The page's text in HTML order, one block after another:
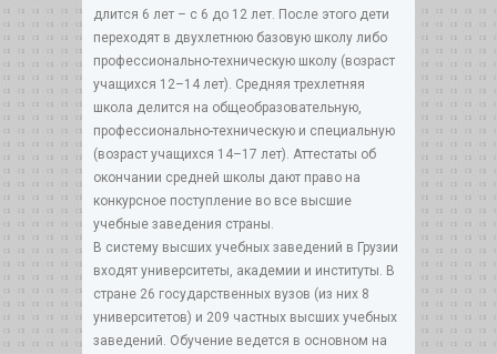
длится 6 лет – с 6 до 12 лет. После этого дети
переходят в двухлетнюю базовую школу либо
профессионально-техническую школу (возраст
учащихся 12–14 лет). Средняя трехлетняя
школа делится на общеобразовательную,
профессионально-техническую и специальную
(возраст учащихся 14–17 лет). Аттестаты об
окончании средней школы дают право на
конкурсное поступление во все высшие
учебные заведения страны.
В систему высших учебных заведений в Грузии
входят университеты, академии и институты. В
стране 26 государственных вузов (из них 8
университетов) и 209 частных высших учебных
заведений. Обучение ведется в основном на